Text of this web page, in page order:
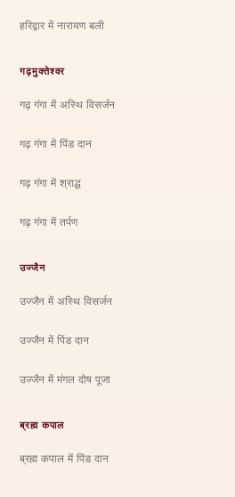
हरिद्वार में नारायण बली
गढ़मुक्तेश्वर
गढ़ गंगा में अस्थि विसर्जन
गढ़ गंगा में पिंड दान
गढ़ गंगा में श्राद्ध
गढ़ गंगा में तर्पण
उज्जैन
उज्जैन में अस्थि विसर्जन
उज्जैन में पिंड दान
उज्जैन में मंगल दोष पूजा
ब्रह्म कपाल
ब्रह्म कपाल में पिंड दान